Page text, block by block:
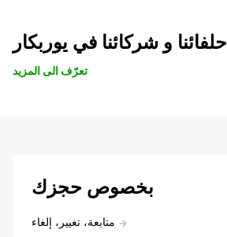
حلفائنا و شركائنا في يوربكار
تعرّف الى المزيد
بخصوص حجزك
متابعة، تغيير، إلغاء